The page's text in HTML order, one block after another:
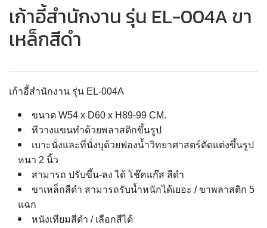
เก้าอี้สำนักงาน รุ่น EL-004A ขา
เหล็กสีดำ
เก้าอี้สำนักงาน รุ่น EL-004A
ขนาด W54 x D60 x H89-99 CM.
ทีวางแขนทำด้วยพลาสติกขึ้นรูป
เบาะนั่งและที่นั่งบุด้วยฟองน้ำวิทยาศาสตร์ตัดแต่งขึ้นรูป
หนา 2 นิ้ว
สามารถ ปรับขึ้น-ลง ได้ โช๊คแก๊ส สีดำ
ขาเหล็กสีดำ สามารถรับน้ำหนักได้เยอะ / ขาพลาสติก 5
แฉก
หนังเทียมสีดำ / เลือกสีได้